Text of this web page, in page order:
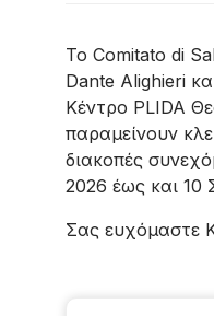
Το Comitato di
Dante Alighieri
Κέντρο PLIDA
παραμείνουν
διακοπές
2026 έως και 10
Σας ευχόμαστε